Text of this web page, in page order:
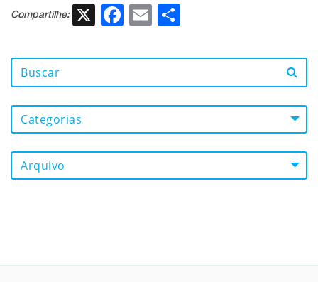
Compartilhe: X Facebook
Email
Categorias
Arquivo